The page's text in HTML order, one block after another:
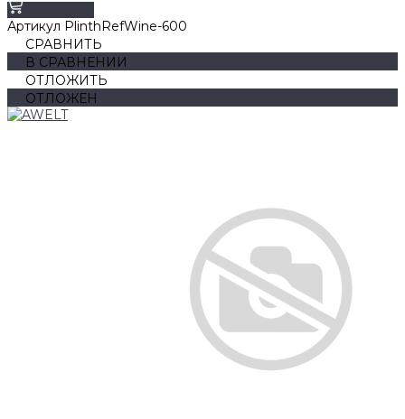
Артикул PlinthRefWine-600
СРАВНИТЬ
В СРАВНЕНИИ
ОТЛОЖИТЬ
ОТЛОЖЕН